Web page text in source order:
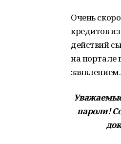
Очень
кредитов
действий
на портале
заявлением.
пароли!